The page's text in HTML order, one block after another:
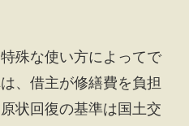
殊な使い方によってで
、借主が修繕費を負担
状回復の基準は国土交